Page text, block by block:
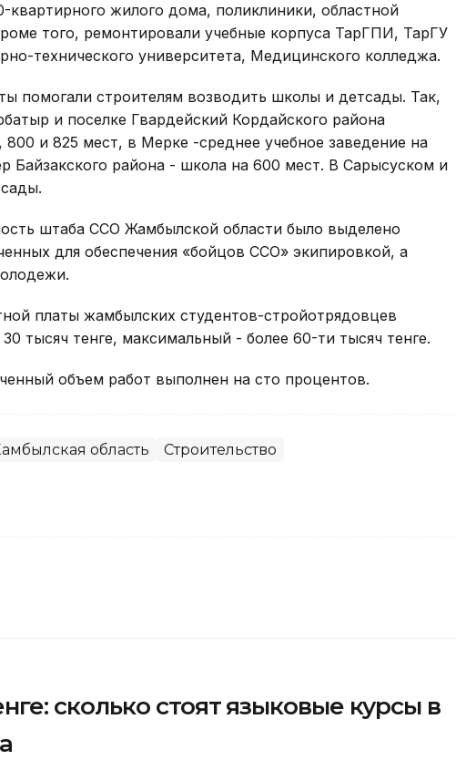
квартирного жилого дома, поликлиники, областной
того, ремонтировали учебные корпуса ТарГПИ, ТарГУ
технического университета, Медицинского колледжа.
помогали строителям возводить школы и детсады. Так,
и поселке Гвардейский Кордайского района
и 825 мест, в Мерке -среднее учебное заведение на
Байзакского района - школа на 600 мест. В Сарысуском и
штаба ССО Жамбылской области было выделено
для обеспечения «бойцов ССО» экипировкой, а
платы жамбылских студентов-стройотрядовцев
тысяч тенге, максимальный - более 60-ти тысяч тенге.
объем работ выполнен на сто процентов.
область Строительство
сколько стоят языковые курсы в